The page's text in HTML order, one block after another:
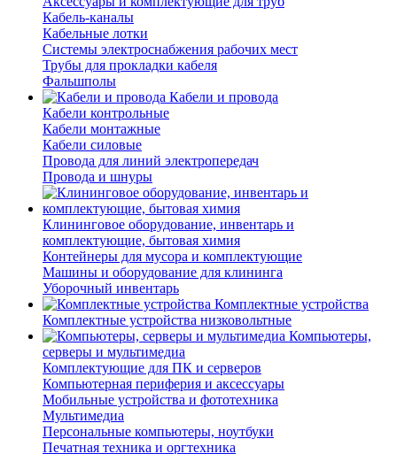
Кабель-каналы
Кабельные лотки
Системы электроснабжения рабочих мест
Трубы для прокладки кабеля
Фальшполы
Кабели и провода
Кабели контрольные
Кабели монтажные
Кабели силовые
Провода для линий электропередач
Провода и шнуры
Клининговое оборудование, инвентарь и
комплектующие, бытовая химия
Контейнеры для мусора и комплектующие
Машины и оборудование для клининга
Уборочный инвентарь
Комплектные устройства
Комплектные устройства низковольтные
Компьютеры,
серверы и мультимедиа
Комплектующие для ПК и серверов
Компьютерная периферия и аксессуары
Мобильные устройства и фототехника
Мультимедиа
Персональные компьютеры, ноутбуки
Печатная техника и оргтехника